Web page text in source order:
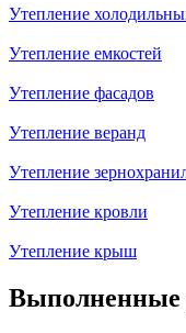
Утепление
Утепление емкостей
Утепление фасадов
Утепление веранд
Утепление
Утепление кровли
Утепление крыш
Выполненные